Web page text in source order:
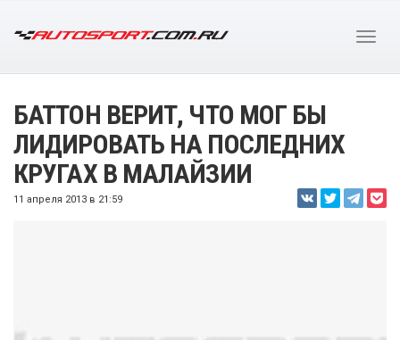
БАТТОН ВЕРИТ, ЧТО МОГ БЫ
ЛИДИРОВАТЬ НА ПОСЛЕДНИХ
КРУГАХ В МАЛАЙЗИИ
11 апреля 2013 в 21:59